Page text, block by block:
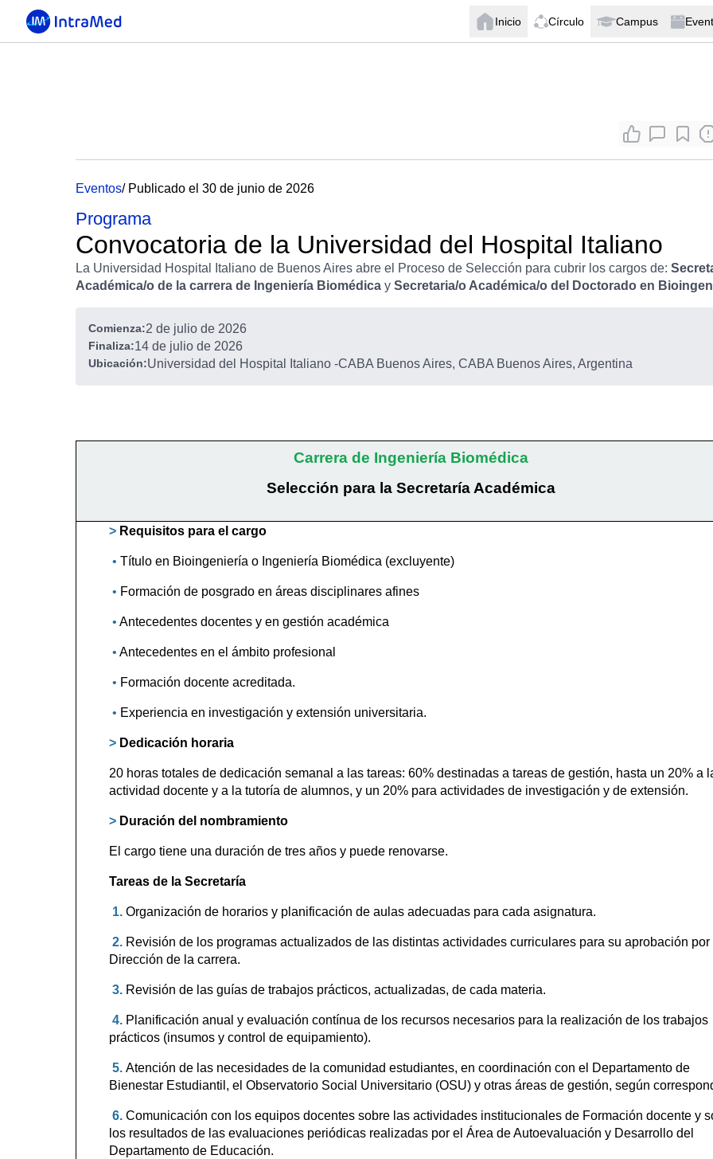
Inicio Círculo Campus
Eventos/ Publicado el 30 de junio de 2026
Programa
Convocatoria de la Universidad del Hospital Italiano
La Universidad Hospital Italiano de Buenos Aires abre el Proceso de Selección para cubrir los cargos de:
Académica/o de la carrera de Ingeniería Biomédica y Secretaria/o Académica/o del Doctorado en
Comienza:2 de julio de 2026
Finaliza:14 de julio de 2026
Ubicación:Universidad del Hospital Italiano -CABA Buenos Aires, CABA Buenos Aires, Argentina
Carrera de Ingeniería Biomédica
Selección para la Secretaría Académica
> Requisitos para el cargo
• Título en Bioingeniería o Ingeniería Biomédica (excluyente)
• Formación de posgrado en áreas disciplinares afines
• Antecedentes docentes y en gestión académica
• Antecedentes en el ámbito profesional
• Formación docente acreditada.
• Experiencia en investigación y extensión universitaria.
> Dedicación horaria
20 horas totales de dedicación semanal a las tareas: 60% destinadas a tareas de gestión, hasta un 20% a
actividad docente y a la tutoría de alumnos, y un 20% para actividades de investigación y de extensión.
> Duración del nombramiento
El cargo tiene una duración de tres años y puede renovarse.
Tareas de la Secretaría
1. Organización de horarios y planificación de aulas adecuadas para cada asignatura.
2. Revisión de los programas actualizados de las distintas actividades curriculares para su aprobación por
Dirección de la carrera.
3. Revisión de las guías de trabajos prácticos, actualizadas, de cada materia.
4. Planificación anual y evaluación contínua de los recursos necesarios para la realización de los trabajos
prácticos (insumos y control de equipamiento).
5. Atención de las necesidades de la comunidad estudiantes, en coordinación con el Departamento de
Bienestar Estudiantil, el Observatorio Social Universitario (OSU) y otras áreas de gestión, según
6. Comunicación con los equipos docentes sobre las actividades institucionales de Formación docente y
los resultados de las evaluaciones periódicas realizadas por el Área de Autoevaluación y Desarrollo del
Departamento de Educación.